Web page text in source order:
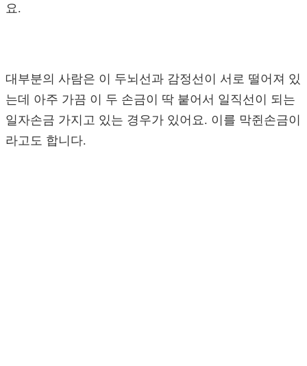
요.
대부분의 사람은 이 두뇌선과 감정선이 서로 떨어져 있
는데 아주 가끔 이 두 손금이 딱 붙어서 일직선이 되는
일자손금 가지고 있는 경우가 있어요. 이를 막쥔손금이
라고도 합니다.